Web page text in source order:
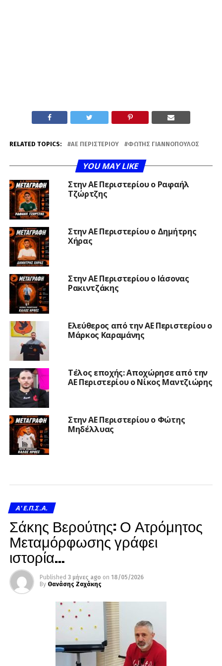
RELATED TOPICS: ΑΕ ΠΕΡΙΣΤΕΡΊΟΥ ΦΏΤΗΣ ΓΙΑΝΝΌΠΟΥΛΟΣ
YOU MAY LIKE
Στην ΑΕ Περιστερίου ο Ραφαήλ
Τζώρτζης
Στην ΑΕ Περιστερίου ο Δημήτρης
Χήρας
Στην ΑΕ Περιστερίου ο Ιάσονας
Ρακιντζάκης
Ελεύθερος από την ΑΕ Περιστερίου ο
Μάρκος Καραμάνης
Τέλος εποχής: Αποχώρησε από την
ΑΕ Περιστερίου ο Νίκος Μαντζιώρης
Στην ΑΕ Περιστερίου ο Φώτης
Μηδέλλυας
A' Ε.Π.Σ.Α.
Σάκης Βερούτης: Ο Ατρόμητος
Μεταμόρφωσης γράφει
ιστορία…
Published 3 μήνες ago on 18/05/2026
By Θανάσης Ζαχάκης